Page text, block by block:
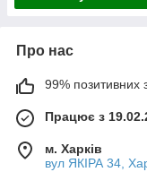
Про нас
99% позитивних з
Працює з
м. Харків
вул ЯКІРА 34,